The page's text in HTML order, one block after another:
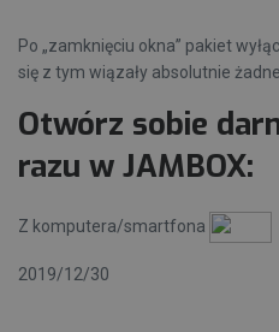
Po „zamknięciu okna” pakiet
się z tym wiązały absolutnie żadne
Otwórz sobie
razu w JAMBOX:
Z komputera/smartfona
2019/12/30